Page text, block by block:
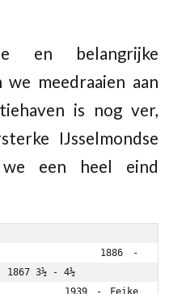
en belangrijke
meedraaien aan
is nog ver,
IJsselmondse
we een heel eind
1867 3½ - 4½